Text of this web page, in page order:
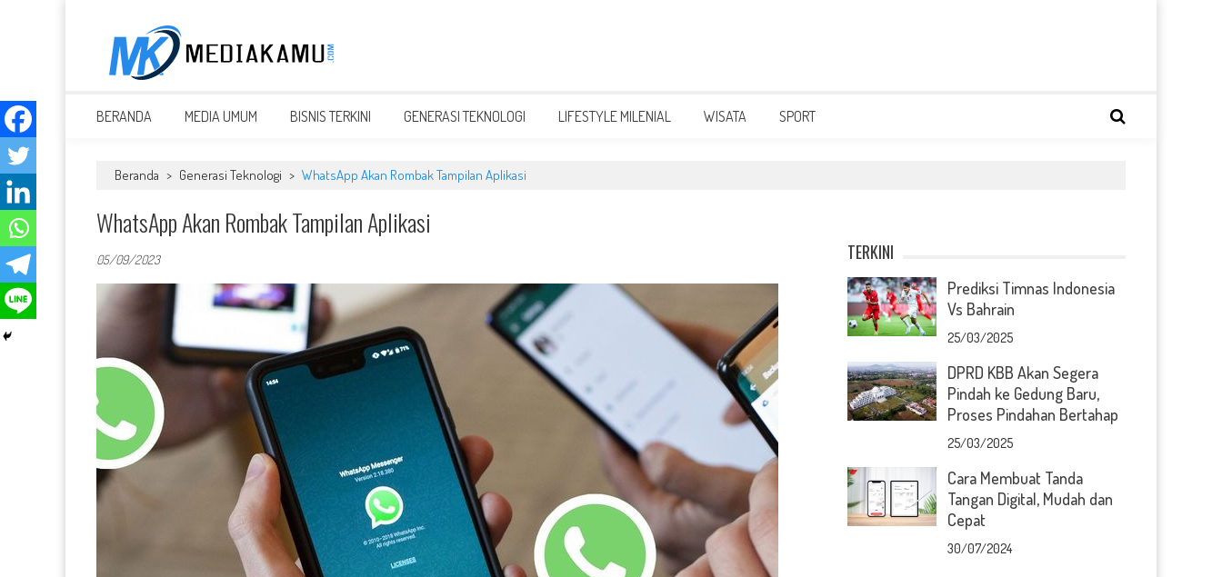
MEDIAKAMU.com
BERANDA MEDIA UMUM BISNIS TERKINI GENERASI TEKNOLOGI LIFESTYLE MILENIAL WISATA SPORT
Beranda > Generasi Teknologi > WhatsApp Akan Rombak Tampilan Aplikasi
WhatsApp Akan Rombak Tampilan Aplikasi
05/09/2023 TERKINI
Prediksi Timnas Indonesia
Vs Bahrain
25/03/2025
DPRD KBB Akan Segera
Pindah ke Gedung Baru,
Proses Pindahan Bertahap
25/03/2025
Cara Membuat Tanda
Tangan Digital, Mudah dan
Cepat
30/07/2024